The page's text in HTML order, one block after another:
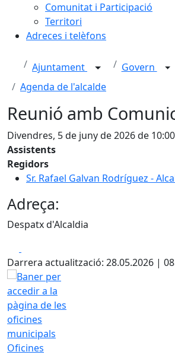
Comunitat i Participació
Territori
Adreces i telèfons
Ajuntament
Govern
Agenda de l'alcalde
Reunió amb
Divendres, 5 de juny de 2026 de
Assistents
Regidors
Sr. Rafael Galvan Rodríguez -
Adreça:
Despatx d'Alcaldia
Darrera actualització: 28.05.2026 |
Oficines